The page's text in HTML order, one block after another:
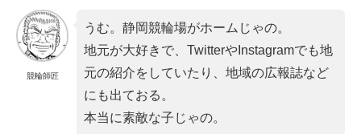
競輪師匠
うむ。静岡競輪場がホームじゃの。
地元が大好きで、TwitterやInstagramでも地
元の紹介をしていたり、地域の広報誌など
にも出ておる。
本当に素敵な子じゃの。